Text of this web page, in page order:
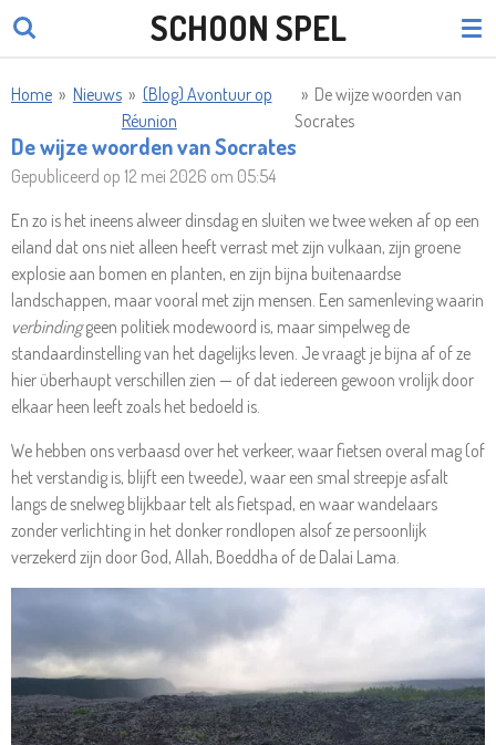
Ga
de
SCHOON SPEL
Home » Nieuws » (Blog) Avontuur op
Réunion
» De wijze woorden van
Socrates
De wijze woorden van Socrates
Gepubliceerd op 12 mei 2026 om 05:54
En zo is het ineens alweer dinsdag en sluiten we twee weken af op een
eiland dat ons niet alleen heeft verrast met zijn vulkaan, zijn groene
explosie aan bomen en planten, en zijn bijna buitenaardse
landschappen, maar vooral met zijn mensen. Een samenleving waarin
verbindinggeen politiek modewoord is, maar simpelweg de
standaardinstelling van het dagelijks leven. Je vraagt je bijna af of ze
hier überhaupt verschillen zien — of dat iedereen gewoon vrolijk door
elkaar heen leeft zoals het bedoeld is.
We hebben ons verbaasd over het verkeer, waar fietsen overal mag (of
het verstandig is, blijft een tweede), waar een smal streepje asfalt
langs de snelweg blijkbaar telt als fietspad, en waar wandelaars
zonder verlichting in het donker rondlopen alsof ze persoonlijk
verzekerd zijn door God, Allah, Boeddha of de Dalai Lama.